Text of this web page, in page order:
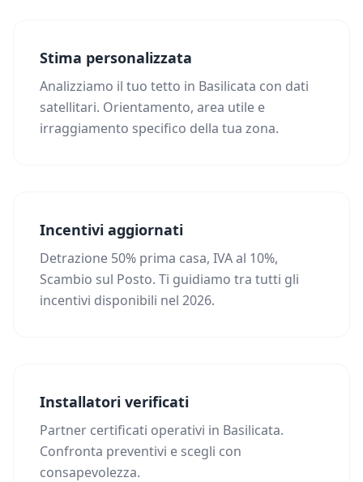
Stima personalizzata
Analizziamo il tuo tetto in Basilicata con dati
satellitari. Orientamento, area utile e
irraggiamento specifico della tua zona.
Incentivi aggiornati
Detrazione 50% prima casa, IVA al 10%,
Scambio sul Posto. Ti guidiamo tra tutti gli
incentivi disponibili nel 2026.
Installatori verificati
Partner certificati operativi in Basilicata.
Confronta preventivi e scegli con
consapevolezza.